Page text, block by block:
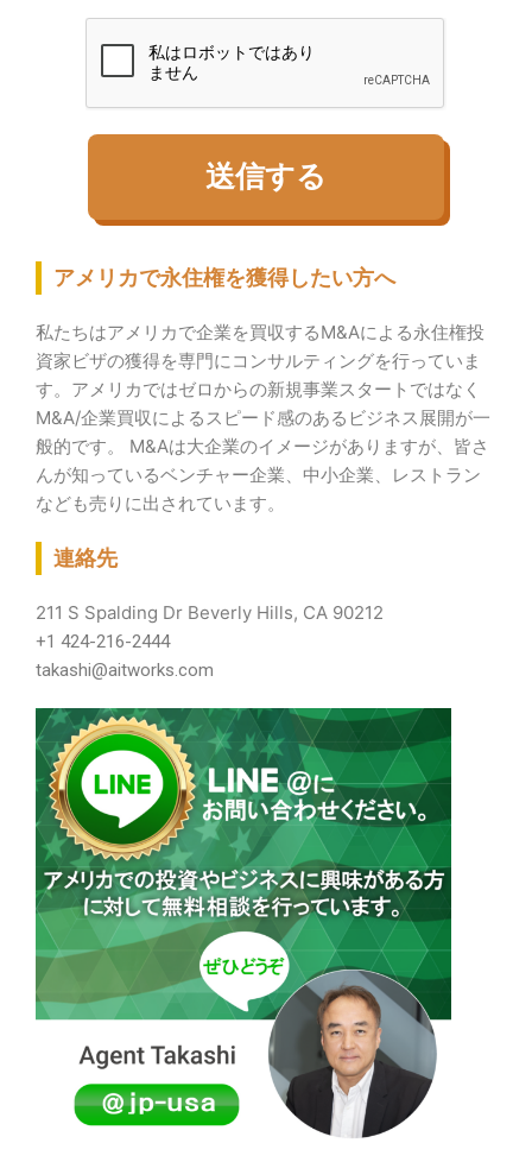
アメリカで永住権を獲得したい方へ
私たちはアメリカで企業を買収するM&Aによる永住権投
資家ビザの獲得を専門にコンサルティングを行っていま
す。 アメリカではゼロからの新規事業スタートではなく
M&A/企業買収によるスピード感のあるビジネス展開が一
般的です。 M&Aは大企業のイメージがありますが、皆さ
んが知っているベンチャー企業、中小企業、レストラン
なども売りに出されています。
連絡先
211 S Spalding Dr Beverly Hills, CA 90212
+1 424-216-2444
takashi@aitworks.com